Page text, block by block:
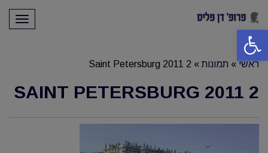
פתח סרגל נגישות
ראשי » תמונות »
Saint Petersburg 2011 2
SAINT PETERSBURG 2011 2